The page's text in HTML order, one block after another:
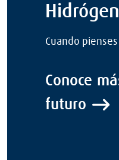
Cuando
Conoce
futuro